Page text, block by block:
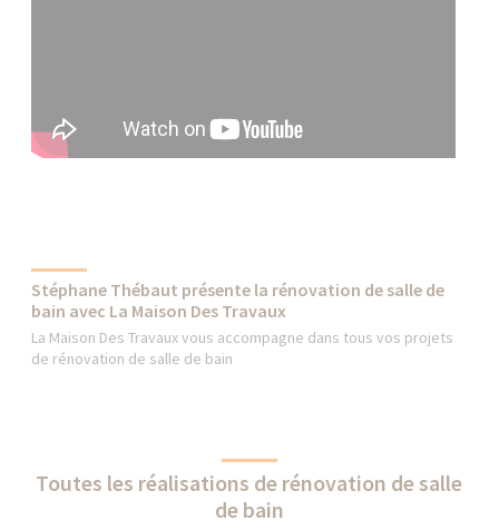
Stéphane Thébaut présente la rénovation de salle de
bain avec La Maison Des Travaux
La Maison Des Travaux vous accompagne dans tous vos projets
de rénovation de salle de bain
Toutes les réalisations de rénovation de salle
de bain